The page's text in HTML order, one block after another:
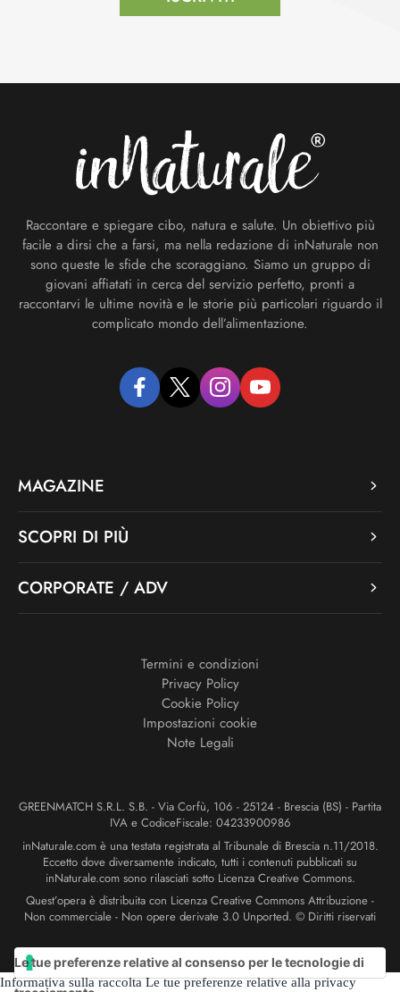
Raccontare e spiegare cibo, natura e salute. Un obiettivo più
facile a dirsi che a farsi, ma nella redazione di inNaturale non
sono queste le sfide che scoraggiano. Siamo un gruppo di
giovani affiatati in cerca del servizio perfetto, pronti a
raccontarvi le ultime novità e le storie più particolari riguardo il
complicato mondo dell’alimentazione.
facebooktwitter instagramyoutube
MAGAZINE
SCOPRI DI PIÙ
CORPORATE / ADV
Termini e condizioni
Privacy Policy
Cookie Policy
Impostazioni cookie
Note Legali
GREENMATCH S.R.L. S.B. - Via Corfù, 106 - 25124 - Brescia (BS) - Partita
IVA e CodiceFiscale: 04233900986
inNaturale.com è una testata registrata al Tribunale di Brescia n.11/2018.
Eccetto dove diversamente indicato, tutti i contenuti pubblicati su
inNaturale.com sono rilasciati sotto Licenza Creative Commons.
Quest’opera è distribuita con Licenza Creative Commons Attribuzione -
Non commerciale - Non opere derivate 3.0 Unported. © Diritti riservati
Informativa sulla raccolta Le tue preferenze relative alla privacy
Le tue preferenze relative al consenso per le tecnologie di